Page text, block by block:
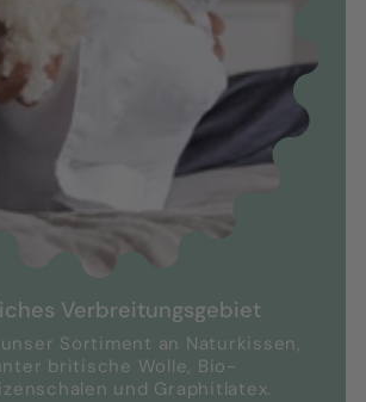
Verbreitungsgebiet
Sortiment an Naturkissen,
britische Wolle, Bio-
und Graphitlatex.